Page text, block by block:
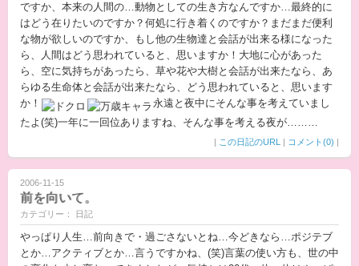
ですか、本来の人間の…動物としての生き方なんですか…最終的に
はどう在りたいのですか？何処に行き着くのですか？まだまだ便利
な物が欲しいのですか、もし他の生物達と会話が出来る様になった
ら、人間はどう思われていると、思いますか！大地に心があった
ら、空に気持ちがあったら、草や花や大樹と会話が出来たなら、あ
らゆる生命体と会話が出来たなら、どう思われていると、思います
か！
永遠と夜中にそんな事を考えていまし
たよ(笑)一年に一回位ありますね、そんな事を考える夜が………
| この日記のURL | コメント(0) |
2006-11-15
前を向いて。
カテゴリー： 日記
やっぱり人生…前向きで・過ごさないとね…今どきなら…ポジテブ
とか…アクティブとか…言うですかね、(笑)言葉の使い方も、世の中